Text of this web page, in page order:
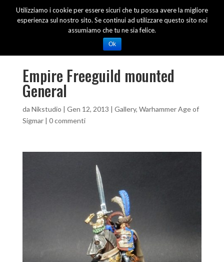
Empire Freeguild mounted
General
da Nikstudio | Gen 12, 2013 | Gallery, Warhammer Age of
Sigmar| 0 commenti
Utilizziamo i cookie per essere sicuri che tu possa avere la migliore
esperienza sul nostro sito. Se continui ad utilizzare questo sito noi
assumiamo che tu ne sia felice.
Ok